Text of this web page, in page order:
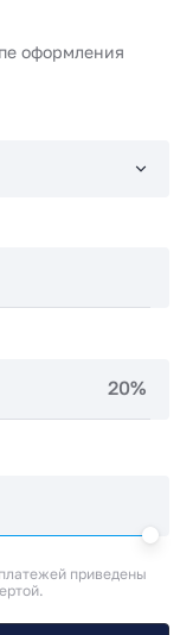
оформления
20%
приведены